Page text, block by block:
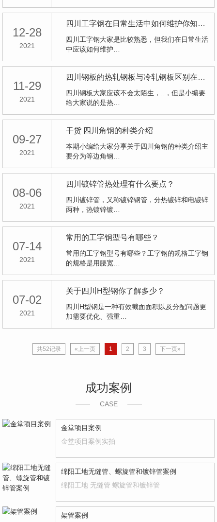
12-28
2021
四川工字钢在日常生活中如何维护你知道吗
四川工字钢大家是比较熟悉，但我们在日常生活
中应该如何维护…
11-29
2021
四川钢板的热轧钢板与冷轧钢板区别在哪儿
四川钢板大家应该不会太陌生，..，但是小编要
给大家说的是热…
09-27
2021
干货 四川角钢的种类介绍
本期小编给大家分享关于四川角钢的种类介绍主
要分为等边角钢…
08-06
2021
四川镀锌管热处理有什么要点？
四川镀锌管，又称镀锌钢管，分热镀锌和电镀锌
两种，热镀锌镀…
07-14
2021
常用的工字钢型号有哪些？
常用的工字钢型号有哪些？工字钢的规格工字钢
的规格是用腰宽…
07-02
2021
关于四川H型钢你了解多少？
四川H型钢是一种有效截面面积以及分配问题更
加需要优化、强重…
共52记录 «上一页 1 2 3 下一页»
成功案例
CASE
金堂项目案例
金堂项目案例实拍
绵阳工地无缝管、螺旋管和镀锌管案例
绵阳工地 无缝管 螺旋管和镀锌管
架管案例